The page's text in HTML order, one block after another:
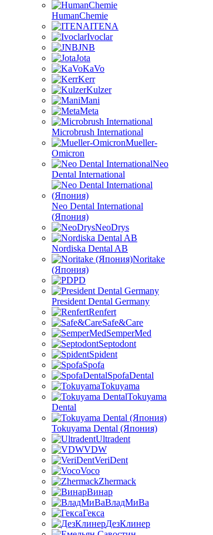
HumanChemie
ITENA
Ivoclar
JNB
Jota
KaVo
Kerr
Kulzer
Mani
Meta
Microbrush International
Mueller-
Omicron
Neo
Dental International
Neo Dental International
(Япония)
NeoDrys
Nordiska Dental AB
Noritake
(Япония)
PD
President Dental Germany
Renfert
Safe&Care
SemperMed
Septodont
Spident
Spofa
SpofaDental
Tokuyama
Tokuyama
Dental
Tokuyama Dental (Япония)
Ultradent
VDW
VeriDent
Voco
Zhermack
Винар
ВладМиВа
Гекса
ДезКлинер